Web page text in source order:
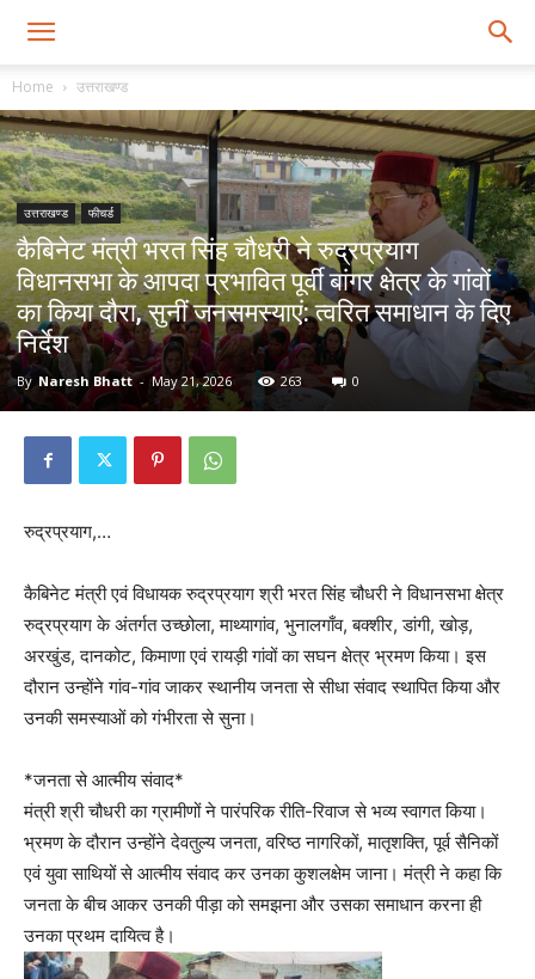
Home उत्तराखण्ड
उत्तराखण्ड फीचर्ड
कैबिनेट मंत्री भरत सिंह चौधरी ने रुद्रप्रयाग
विधानसभा के आपदा प्रभावित पूर्वी बांगर क्षेत्र के गांवों
का किया दौरा, सुनीं जनसमस्याएं: त्वरित समाधान के दिए
निर्देश
By Naresh Bhatt - May 21, 2026 263 0
रुद्रप्रयाग,…
कैबिनेट मंत्री एवं विधायक रुद्रप्रयाग श्री भरत सिंह चौधरी ने विधानसभा क्षेत्र
रुद्रप्रयाग के अंतर्गत उच्छोला, माथ्यागांव, भुनालगाँव, बक्शीर, डांगी, खोड़,
अरखुंड, दानकोट, किमाणा एवं रायड़ी गांवों का सघन क्षेत्र भ्रमण किया। इस
दौरान उन्होंने गांव-गांव जाकर स्थानीय जनता से सीधा संवाद स्थापित किया और
उनकी समस्याओं को गंभीरता से सुना।
*जनता से आत्मीय संवाद*
मंत्री श्री चौधरी का ग्रामीणों ने पारंपरिक रीति-रिवाज से भव्य स्वागत किया।
भ्रमण के दौरान उन्होंने देवतुल्य जनता, वरिष्ठ नागरिकों, मातृशक्ति, पूर्व सैनिकों
एवं युवा साथियों से आत्मीय संवाद कर उनका कुशलक्षेम जाना। मंत्री ने कहा कि
जनता के बीच आकर उनकी पीड़ा को समझना और उसका समाधान करना ही
उनका प्रथम दायित्व है।